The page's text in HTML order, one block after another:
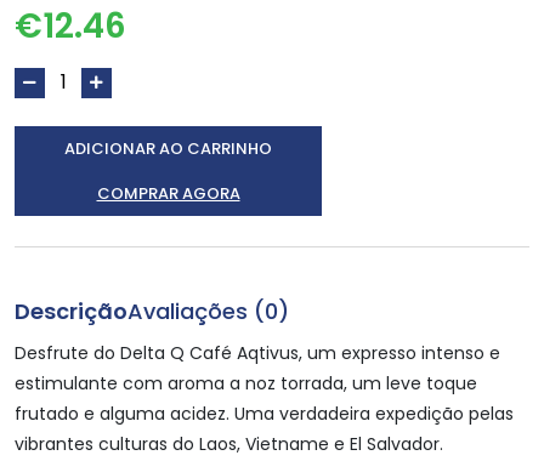
€12.46
ADICIONAR AO CARRINHO
COMPRAR AGORA
DescriçãoAvaliações (0)
Desfrute do Delta Q Café Aqtivus, um expresso intenso e
estimulante com aroma a noz torrada, um leve toque
frutado e alguma acidez. Uma verdadeira expedição pelas
vibrantes culturas do Laos, Vietname e El Salvador.